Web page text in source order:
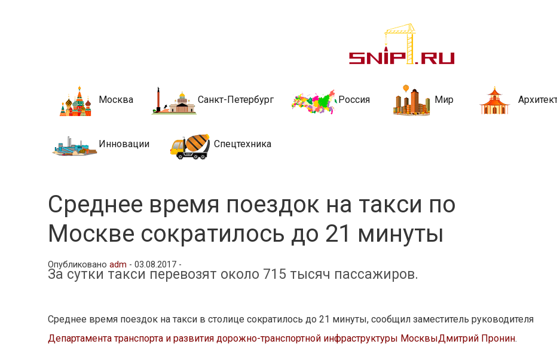
Новости строительства и
стройкой рубрики
Москва Санкт-Петербург Россия Мир
Инновации Спецтехника
Среднее время поездок на такси по
Москве сократилось до 21 минуты
Опубликованоadm -03.08.2017 -
За сутки такси перевозят около 715 тысяч пассажиров.
Среднее время поездок на такси в столице сократилось до 21 минуты, сообщил заместитель руководителя
Департамента транспорта и развития дорожно-транспортной инфраструктуры МосквыДмитрий Пронин.